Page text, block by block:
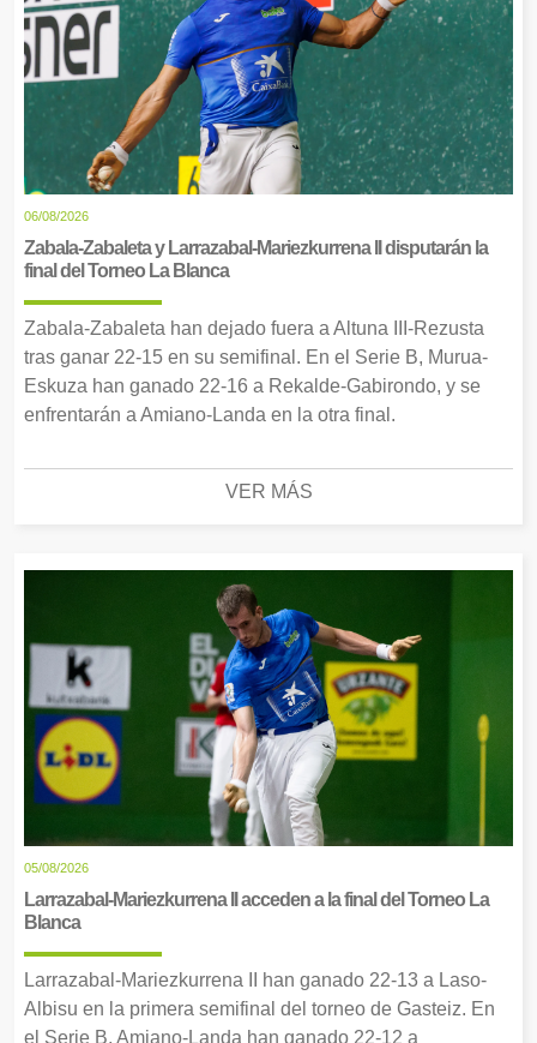
06/08/2026
Zabala-Zabaleta y Larrazabal-Mariezkurrena II disputarán la
final del Torneo La Blanca
Zabala-Zabaleta han dejado fuera a Altuna III-Rezusta
tras ganar 22-15 en su semifinal. En el Serie B, Murua-
Eskuza han ganado 22-16 a Rekalde-Gabirondo, y se
enfrentarán a Amiano-Landa en la otra final.
VER MÁS
05/08/2026
Larrazabal-Mariezkurrena II acceden a la final del Torneo La
Blanca
Larrazabal-Mariezkurrena II han ganado 22-13 a Laso-
Albisu en la primera semifinal del torneo de Gasteiz. En
el Serie B, Amiano-Landa han ganado 22-12 a